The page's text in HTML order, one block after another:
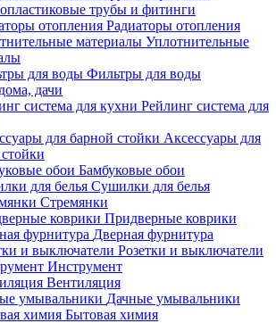
трубы и фитинги
Радиаторы отопления
Уплотнительные
Фильтры для воды
дачи
Рейлинг система для
Аксессуары для
Бамбуковые обои
Сушилки для белья
Стремянки
Придверные коврики
Дверная фурнитура
Розетки и выключатели
Инструмент
Вентиляция
Дачные умывальники
Бытовая химия